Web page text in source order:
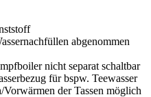
abgenommen
nicht separat schaltbar
für bspw. Teewasser
Vorwärmen der Tassen möglich